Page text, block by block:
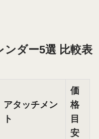
ンダー5選 比較表
アタッチメン
ト
価
格
目
安